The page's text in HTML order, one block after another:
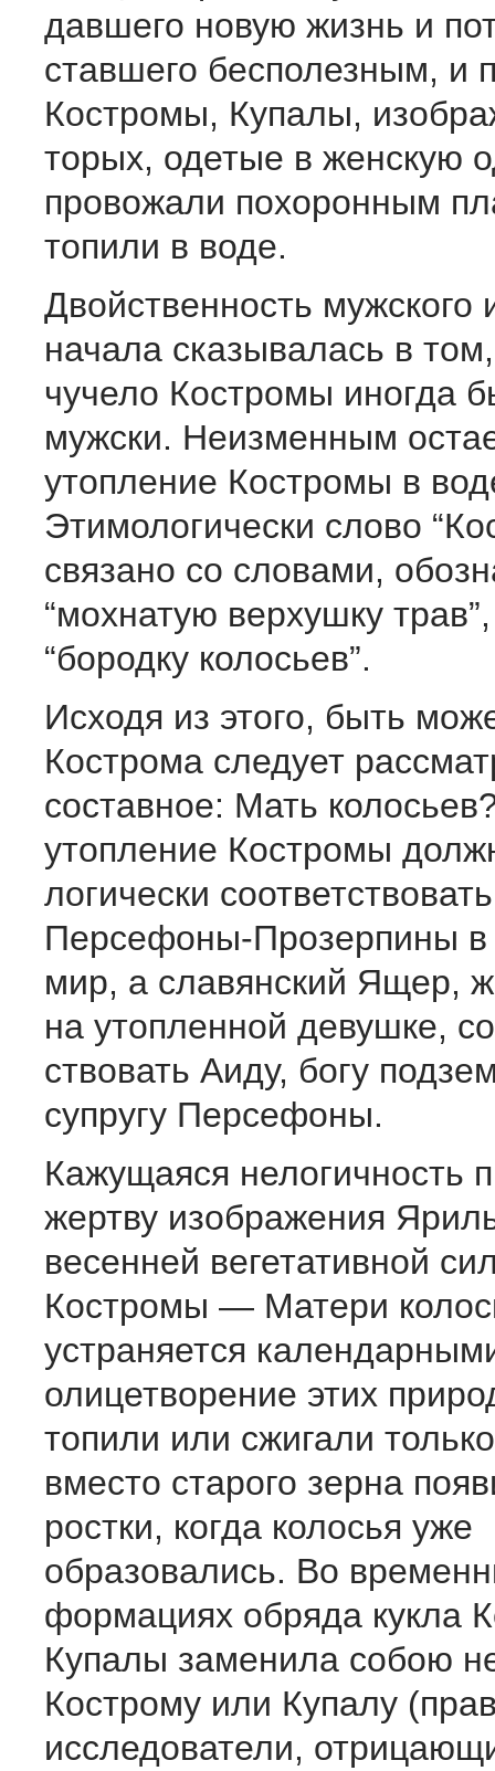
давшего новую жизнь и
ставшего бесполезным, и
Костромы, Купалы,
торых, одетые в женскую
провожали похоронным
топили в воде.
Двойственность мужского
начала сказывалась в
чучело Костромы иногда
мужски. Неизменным
утопление Костромы в
Этимологически слово
связано со словами,
“мохнатую верхушку
“бородку колосьев”.
Исходя из этого, быть
Кострома следует
составное: Мать
утопление Костромы
логически
Персефоны-Прозерпины
мир, а славянский Ящер,
на утопленной девушке,
ствовать Аиду, богу
супругу Персефоны.
Кажущаяся нелогичность
жертву изображения
весенней вегетативной
Костромы — Матери
устраняется
олицетворение этих
топили или сжигали
вместо старого зерна
ростки, когда колосья уже
образовались. Во
формациях обряда кукла
Купалы заменила собою
Кострому или Купалу
исследователи,